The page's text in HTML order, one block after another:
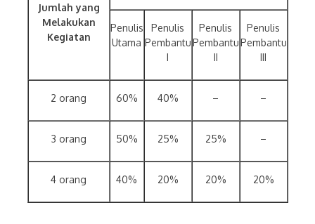
Jumlah yang
Melakukan
Kegiatan
Penulis
Utama
Penulis
Pembantu
I
Penulis
Pembantu
II
Penulis
Pembantu
III
2 orang 60% 40% – –
3 orang 50% 25% 25% –
4 orang 40% 20% 20% 20%